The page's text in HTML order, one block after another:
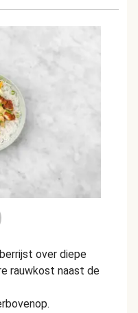
over diepe
rauwkost naast de